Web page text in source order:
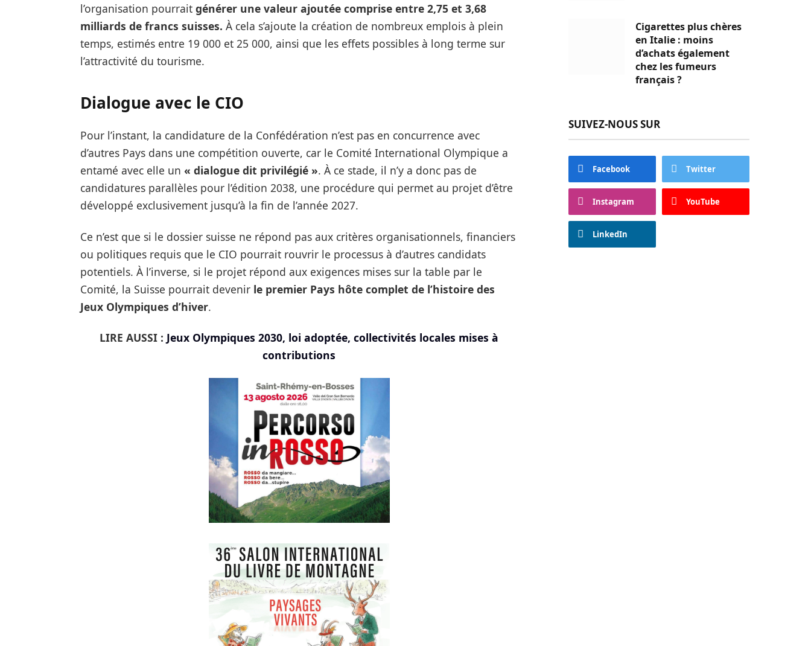
l’organisation pourrait générer une valeur ajoutée comprise entre 2,75 et 3,68
milliards de francs suisses. À cela s’ajoute la création de nombreux emplois à plein
temps, estimés entre 19 000 et 25 000, ainsi que les effets possibles à long terme sur
l’attractivité du tourisme.
Dialogue avec le CIO
Pour l’instant, la candidature de la Confédération n’est pas en concurrence avec
d’autres Pays dans une compétition ouverte, car le Comité International Olympique a
entamé avec elle un « dialogue dit privilégié ». À ce stade, il n’y a donc pas de
candidatures parallèles pour l’édition 2038, une procédure qui permet au projet d’être
développé exclusivement jusqu’à la fin de l’année 2027.
Ce n’est que si le dossier suisse ne répond pas aux critères organisationnels, financiers
ou politiques requis que le CIO pourrait rouvrir le processus à d’autres candidats
potentiels. À l’inverse, si le projet répond aux exigences mises sur la table par le
Comité, la Suisse pourrait devenir le premier Pays hôte complet de l’histoire des
Jeux Olympiques d’hiver.
LIRE AUSSI : Jeux Olympiques 2030, loi adoptée, collectivités locales mises à
contributions
Cigarettes plus chères
en Italie : moins
d’achats également
chez les fumeurs
français ?
SUIVEZ-NOUS SUR
Facebook Twitter
Instagram YouTube
LinkedIn